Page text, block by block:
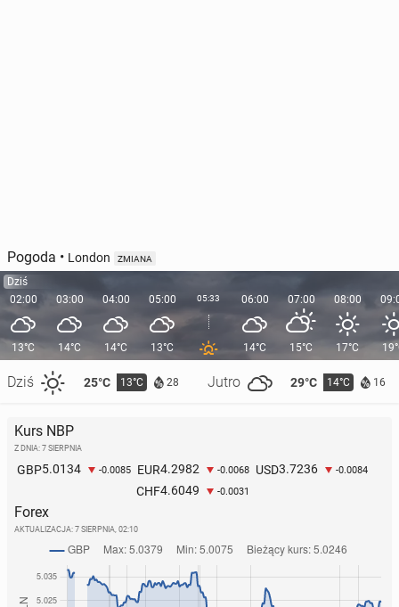
Pogoda • London ZMIANA
Dziś
02:00
13°C
Dziś 25°C 13°C 28 Jutro 29°C 14°C 16
03:00
14°C
04:00
14°C
05:00
13°C
05:33 06:00
14°C
07:00
15°C
08:00
17°C
Kurs NBP
Z DNIA: 7 SIERPNIA
GBP5.0134 -0.0085 EUR4.2982 -0.0068 USD3.7236 -0.0084
CHF4.6049 -0.0031
Forex
AKTUALIZACJA: 7 SIERPNIA, 02:10